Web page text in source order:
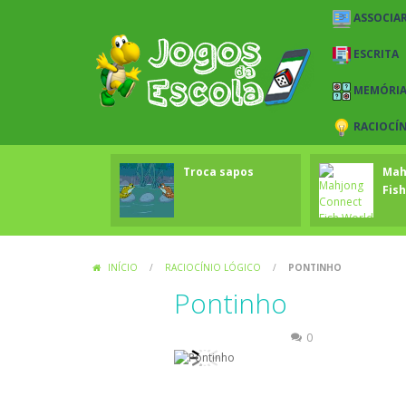
ESCRITA
MEMÓRIA
Troca sapos
INÍCIO / RACIOCÍNIO LÓGICO / PONTINHO
Pontinho
0